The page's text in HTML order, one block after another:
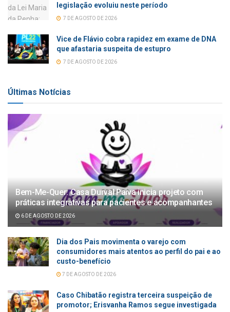
legislação evoluiu neste período
7 DE AGOSTO DE 2026
Vice de Flávio cobra rapidez em exame de DNA
que afastaria suspeita de estupro
7 DE AGOSTO DE 2026
Últimas Notícias
Bem-Me-Quer: Casa Durval Paiva inicia projeto com
práticas integrativas para pacientes e acompanhantes
6 DE AGOSTO DE 2026
Dia dos Pais movimenta o varejo com
consumidores mais atentos ao perfil do pai e ao
custo-benefício
7 DE AGOSTO DE 2026
Caso Chibatão registra terceira suspeição de
promotor; Erisvanha Ramos segue investigada